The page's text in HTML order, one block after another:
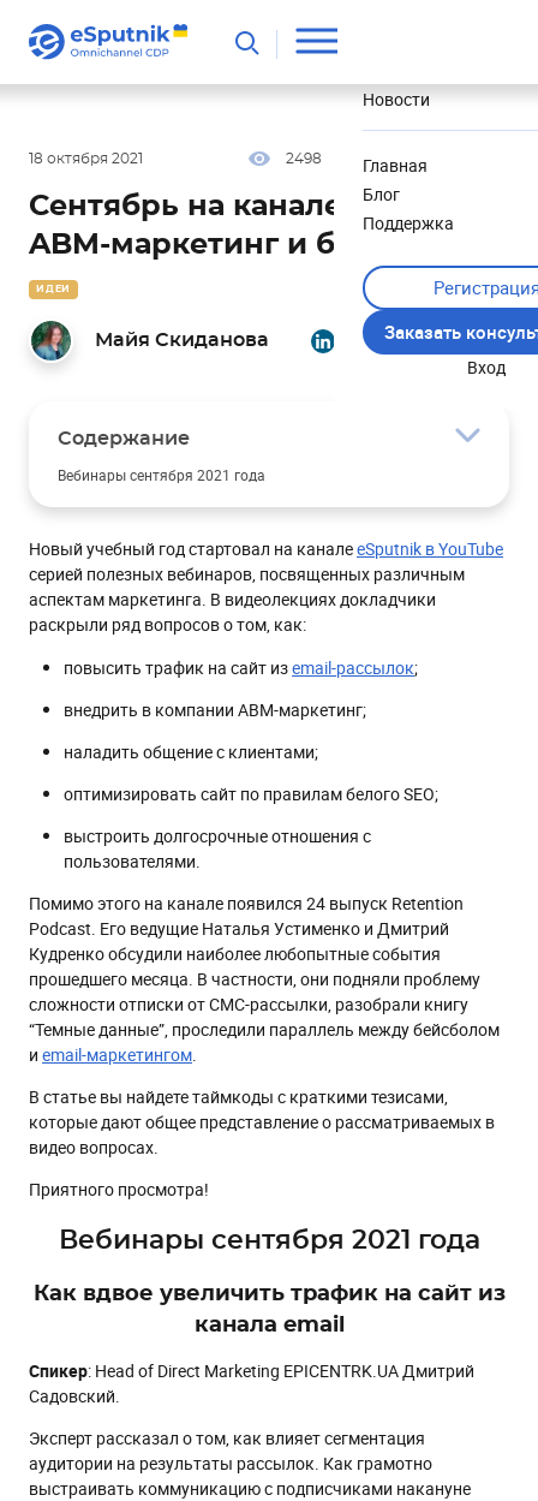
Новости
Главная
Блог
Поддержка
Заказать
Вход
18 октября 2021 2498
ИДЕИ
Сентябрь на канале eSputnik:
ABM-маркетинг и белое SEO
Майя Скиданова
Содержание
Вебинары сентября 2021 года
Как вдвое увеличить трафик на сайт из канала email
ABM — персонализированный маркетинг в В2В
Как общаться с клиентами, чтобы из этого вышел толк
Белое SEO в медицине: как за год повысить трафик на
Как строить долгосрочные отношения с клиентами
Подкасты сентября 2021 года
Retention Podcast #24
Новый учебный год стартовал на каналеeSputnik в YouTube
серией полезных вебинаров, посвященных различным
аспектам маркетинга. В видеолекциях докладчики
раскрыли ряд вопросов о том, как:
повысить трафик на сайт изemail-рассылок;
внедрить в компании АВМ-маркетинг;
наладить общение с клиентами;
оптимизировать сайт по правилам белого SEO;
выстроить долгосрочные отношения с
пользователями.
Помимо этого на канале появился 24 выпуск Retention
Podcast. Его ведущие Наталья Устименко и Дмитрий
Кудренко обсудили наиболее любопытные события
прошедшего месяца. В частности, они подняли проблему
сложности отписки от СМС-рассылки, разобрали книгу
“Темные данные”, проследили параллель между бейсболом
и email-маркетингом.
В статье вы найдете таймкоды с краткими тезисами,
которые дают общее представление о рассматриваемых в
видео вопросах.
Приятного просмотра!
Вебинары сентября 2021 года
Как вдвое увеличить трафик на сайт из
канала email
Спикер: Head of Direct Marketing EPICENTRK.UA Дмитрий
Садовский.
Эксперт рассказал о том, как влияет сегментация
аудитории на результаты рассылок. Как грамотно
выстраивать коммуникацию с подписчиками накануне